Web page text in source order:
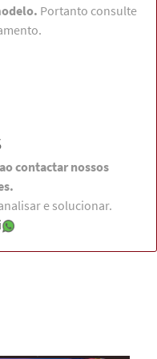
Portanto consulte
contactar nossos
e solucionar.